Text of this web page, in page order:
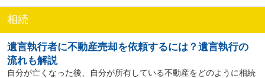
相続
遺言執行者に不動産売却を依頼するには？遺言執行の
流れも解説
自分が亡くなった後、自分が所有している不動産をどのように相続